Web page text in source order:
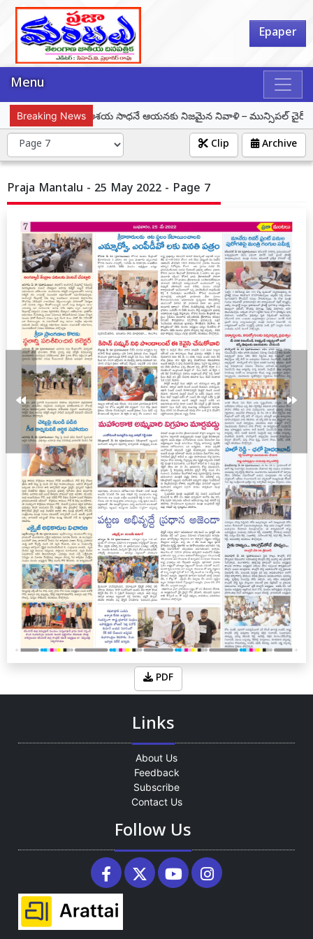
Epaper
Menu
Breaking News
కొత్తపల్లి జయశంకర్ ఆశయ సాధనే ఆయనకు నిజమైన నివాళి – మున్సిపల్ చైర్
Archive
Clip
Praja Mantalu - 25 May 2022 - Page 7
PDF
Links
About Us
Feedback
Subscribe
Contact Us
Follow Us